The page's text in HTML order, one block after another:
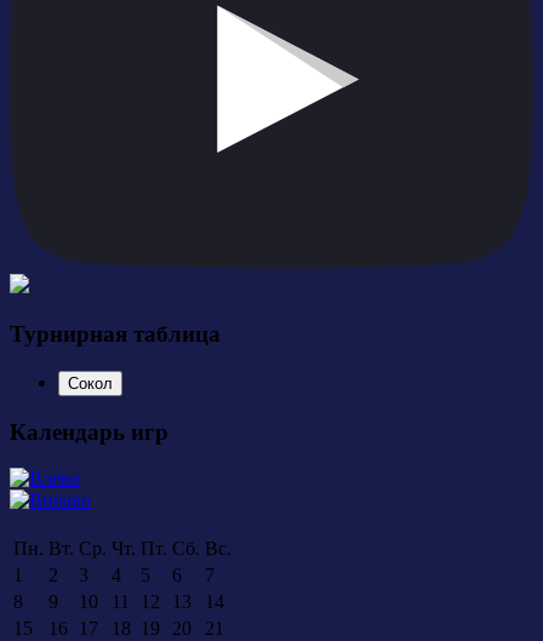
Турнирная таблица
Сокол
Календарь игр
Пн. Вт. Ср. Чт. Пт. Сб. Вс.
1
2 3 4 5 6
7
8
9 10 11 12 13
14
15
16 17 18 19 20
21